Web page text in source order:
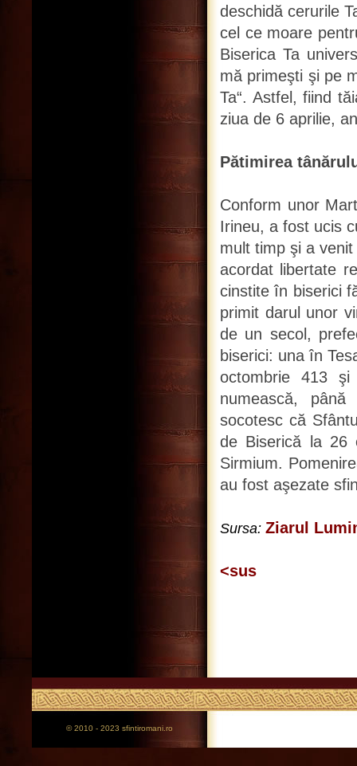
deschidă cerurile
cel ce moare
Biserica Ta
mă primeşti şi pe
Ta“. Astfel, fiind
ziua de 6 aprilie,
Pătimirea
Conform unor
Irineu, a fost ucis
mult timp şi a
acordat libertate
cinstite în biserici
primit darul unor
de un secol,
biserici: una în
octombrie 413
numească,
socotesc că
de Biserică la 26
Sirmium.
au fost aşezate
Sursa: Ziarul
<sus
© 2010 - 2023 sfintiromani.ro